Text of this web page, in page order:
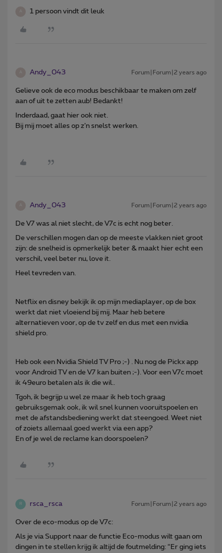
1 persoon vindt dit leuk
Andy_043 Forum|Forum|2 years ago
Gelieve ook de eco modus beschikbaar te maken om zelf
aan of uit te zetten aub! Bedankt!
Inderdaad, gaat hier ook niet.
Bij mij moet alles op z’n snelst werken.
Andy_043 Forum|Forum|2 years ago
De V7 was al niet slecht, de V7c is echt nog beter.
De verschillen mogen dan op de meeste vlakken niet groot
zijn: de snelheid is opmerkelijk beter & maakt hier echt een
verschil, veel beter nu, love it.
Heel tevreden van.
Netflix en disney bekijk ik op mijn mediaplayer, op de box
werkt dat niet vloeiend bij mij. Maar heb betere
alternatieven voor, op de tv zelf en dus met een nvidia
shield pro.
Heb ook een Nvidia Shield TV Pro ;-) . Nu nog de Pickx app
voor Android TV en de V7 kan buiten ;-). Voor een V7c moet
ik 49euro betalen als ik die wil..
Tgoh, ik begrijp u wel ze maar ik heb toch graag
gebruiksgemak ook, ik wil snel kunnen vooruitspoelen en
met de afstandsbediening werkt dat steengoed. Weet niet
of zoiets allemaal goed werkt via een app?
En of je wel de reclame kan doorspoelen?
R rsca_rsca Forum|Forum|2 years ago
Over de eco-modus op de V7c:
Als je via Support naar de functie Eco-modus wilt gaan om
dingen in te stellen krijg ik altijd de foutmelding: “Er ging iets